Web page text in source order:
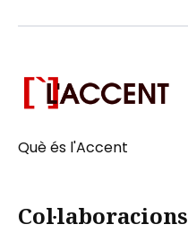
Què és l'Accent
Col·laboracions